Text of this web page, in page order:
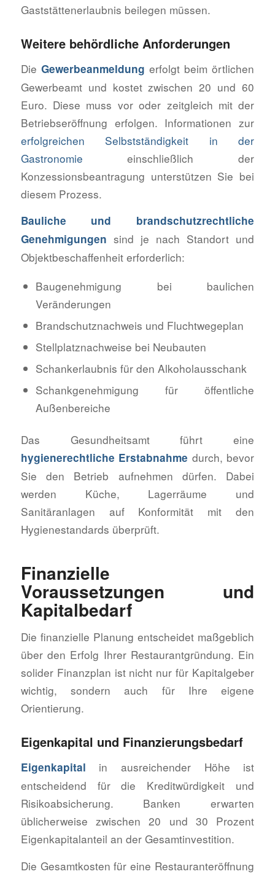
Gaststättenerlaubnis beilegen müssen.
Weitere behördliche Anforderungen
Die Gewerbeanmeldung erfolgt beim örtlichen
Gewerbeamt und kostet zwischen 20 und 60
Euro. Diese muss vor oder zeitgleich mit der
Betriebseröffnung erfolgen. Informationen zur
erfolgreichen Selbstständigkeit in der
Gastronomie einschließlich der
Konzessionsbeantragung unterstützen Sie bei
diesem Prozess.
Bauliche und brandschutzrechtliche
Genehmigungen sind je nach Standort und
Objektbeschaffenheit erforderlich:
Baugenehmigung bei baulichen
Veränderungen
Brandschutznachweis und Fluchtwegeplan
Stellplatznachweise bei Neubauten
Schankerlaubnis für den Alkoholausschank
Schankgenehmigung für öffentliche
Außenbereiche
Das Gesundheitsamt führt eine
hygienerechtliche Erstabnahme durch, bevor
Sie den Betrieb aufnehmen dürfen. Dabei
werden Küche, Lagerräume und
Sanitäranlagen auf Konformität mit den
Hygienestandards überprüft.
Finanzielle
Voraussetzungen und
Kapitalbedarf
Die finanzielle Planung entscheidet maßgeblich
über den Erfolg Ihrer Restaurantgründung. Ein
solider Finanzplan ist nicht nur für Kapitalgeber
wichtig, sondern auch für Ihre eigene
Orientierung.
Eigenkapital und Finanzierungsbedarf
Eigenkapital in ausreichender Höhe ist
entscheidend für die Kreditwürdigkeit und
Risikoabsicherung. Banken erwarten
üblicherweise zwischen 20 und 30 Prozent
Eigenkapitalanteil an der Gesamtinvestition.
Die Gesamtkosten für eine Restauranteröffnung